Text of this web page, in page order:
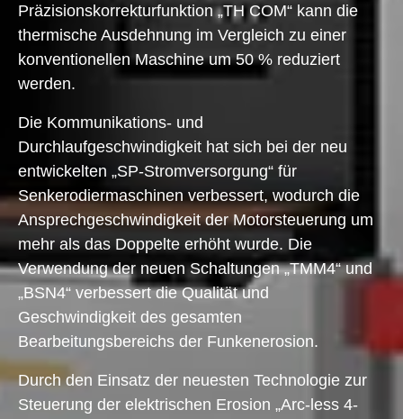
Präzisionskorrekturfunktion „TH COM“ kann die
thermische Ausdehnung im Vergleich zu einer
konventionellen Maschine um 50 % reduziert
werden.
Die Kommunikations- und
Durchlaufgeschwindigkeit hat sich bei der neu
entwickelten „SP-Stromversorgung“ für
Senkerodiermaschinen verbessert, wodurch die
Ansprechgeschwindigkeit der Motorsteuerung um
mehr als das Doppelte erhöht wurde. Die
Verwendung der neuen Schaltungen „TMM4“ und
„BSN4“ verbessert die Qualität und
Geschwindigkeit des gesamten
Bearbeitungsbereichs der Funkenerosion.
Durch den Einsatz der neuesten Technologie zur
Steuerung der elektrischen Erosion „Arc-less 4-